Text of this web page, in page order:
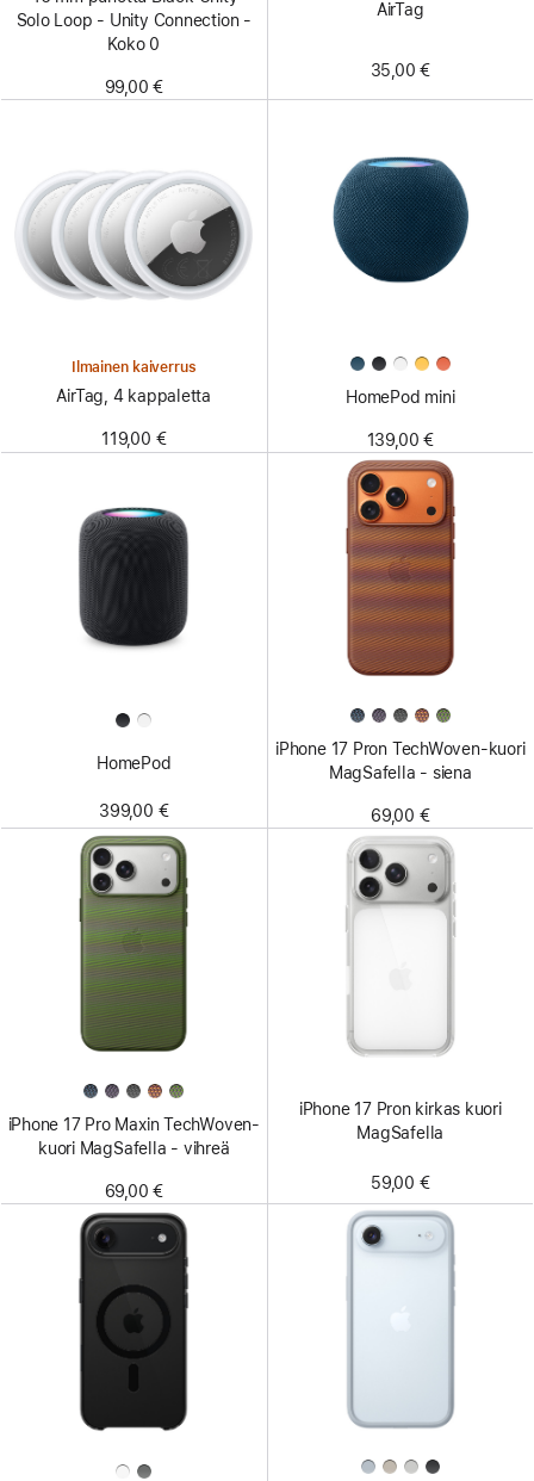
Solo Loop - Unity Connection -
Koko 0
99,00 €
AirTag
35,00 €
Ilmainen kaiverrus
AirTag, 4 kappaletta
119,00 €
HomePod mini
139,00 €
HomePod
399,00 €
iPhone 17 Pron TechWoven-kuori
MagSafella - siena
69,00 €
iPhone 17 Pro Maxin TechWoven-
kuori MagSafella - vihreä
69,00 €
iPhone 17 Pron kirkas kuori
MagSafella
59,00 €